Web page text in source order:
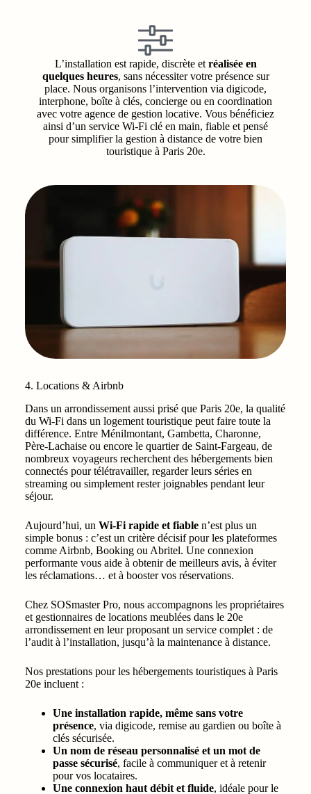
L’installation est rapide, discrète et réalisée en
quelques heures, sans nécessiter votre présence sur
place. Nous organisons l’intervention via digicode,
interphone, boîte à clés, concierge ou en coordination
avec votre agence de gestion locative. Vous bénéficiez
ainsi d’un service Wi‑Fi clé en main, fiable et pensé
pour simplifier la gestion à distance de votre bien
touristique à Paris 20e.
4. Locations & Airbnb
Dans un arrondissement aussi prisé que Paris 20e, la qualité
du Wi‑Fi dans un logement touristique peut faire toute la
différence. Entre Ménilmontant, Gambetta, Charonne,
Père-Lachaise ou encore le quartier de Saint-Fargeau, de
nombreux voyageurs recherchent des hébergements bien
connectés pour télétravailler, regarder leurs séries en
streaming ou simplement rester joignables pendant leur
séjour.
Aujourd’hui, un Wi‑Fi rapide et fiablen’est plus un
simple bonus : c’est un critère décisif pour les plateformes
comme Airbnb, Booking ou Abritel. Une connexion
performante vous aide à obtenir de meilleurs avis, à éviter
les réclamations… et à booster vos réservations.
Chez SOSmaster Pro, nous accompagnons les propriétaires
et gestionnaires de locations meublées dans le 20e
arrondissement en leur proposant un service complet : de
l’audit à l’installation, jusqu’à la maintenance à distance.
Nos prestations pour les hébergements touristiques à Paris
20e incluent :
Une installation rapide, même sans votre
présence, via digicode, remise au gardien ou boîte à
clés sécurisée.
Un nom de réseau personnalisé et un mot de
passe sécurisé, facile à communiquer et à retenir
pour vos locataires.
Une connexion haut débit et fluide, idéale pour le